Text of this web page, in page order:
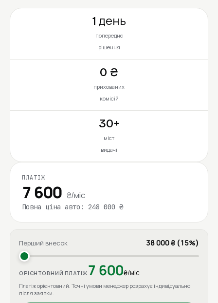
1 день
попереднє
рішення
0 ₴
прихованих
комісій
30+
міст
видачі
ПЛАТІЖ
7 600 ₴/міс
Повна ціна авто: 248 000 ₴
Перший внесок 38 000 ₴ (15%)
ОРІЄНТОВНИЙ ПЛАТІЖ 7 600₴/міс
Платіж орієнтовний. Точні умови менеджер розрахує індивідуально
після заявки.